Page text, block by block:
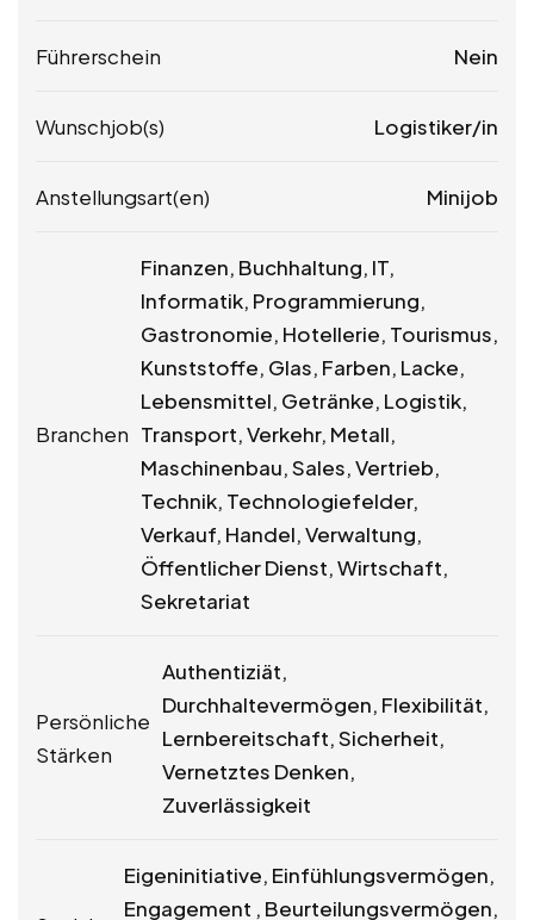
Führerschein Nein
Wunschjob(s) Logistiker/in
Anstellungsart(en) Minijob
Branchen
Finanzen, Buchhaltung, IT,
Informatik, Programmierung,
Gastronomie, Hotellerie, Tourismus,
Kunststoffe, Glas, Farben, Lacke,
Lebensmittel, Getränke, Logistik,
Transport, Verkehr, Metall,
Maschinenbau, Sales, Vertrieb,
Technik, Technologiefelder,
Verkauf, Handel, Verwaltung,
Öffentlicher Dienst, Wirtschaft,
Sekretariat
Persönliche
Stärken
Authentiziät,
Durchhaltevermögen, Flexibilität,
Lernbereitschaft, Sicherheit,
Vernetztes Denken,
Zuverlässigkeit
Eigeninitiative, Einfühlungsvermögen,
Engagement , Beurteilungsvermögen,